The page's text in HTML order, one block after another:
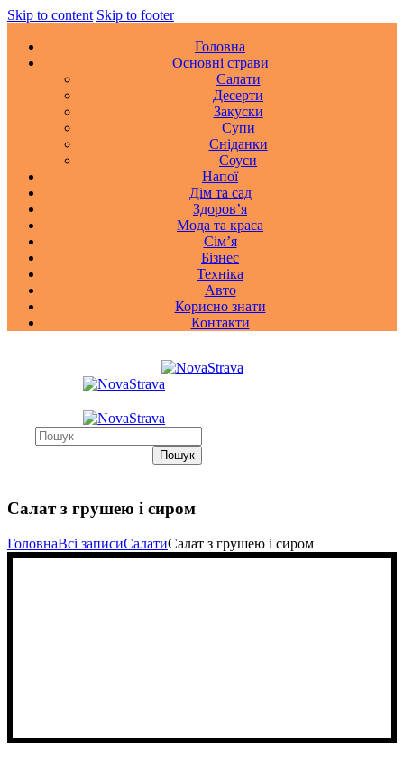
Skip to content Skip to footer
Головна
Основні страви
Салати
Десерти
Закуски
Супи
Сніданки
Соуси
Напої
Дім та сад
Здоровʼя
Мода та краса
Сімʼя
Бізнес
Техніка
Авто
Корисно знати
Контакти
Пошук
Cалат з грушею і сиром
ГоловнаВсі записиСалатиCалат з грушею і сиром